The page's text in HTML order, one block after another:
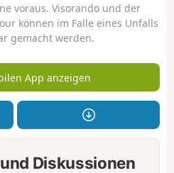
voraus. Visorando und der
können im Falle eines Unfalls
gemacht werden.
App anzeigen
Diskussionen